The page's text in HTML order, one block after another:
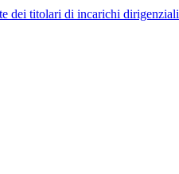
dei titolari di incarichi dirigenziali